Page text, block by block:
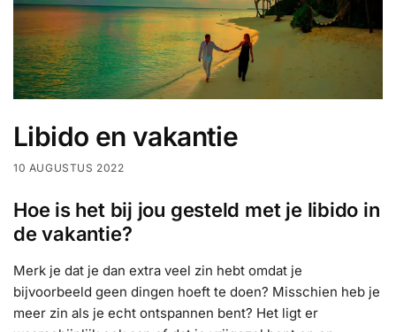
Libido en vakantie
10 AUGUSTUS 2022
Hoe is het bij jou gesteld met je libido in
de vakantie?
Merk je dat je dan extra veel zin hebt omdat je
bijvoorbeeld geen dingen hoeft te doen? Misschien heb je
meer zin als je echt ontspannen bent? Het ligt er